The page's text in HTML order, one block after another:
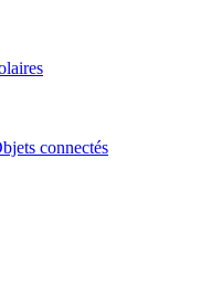
connectés